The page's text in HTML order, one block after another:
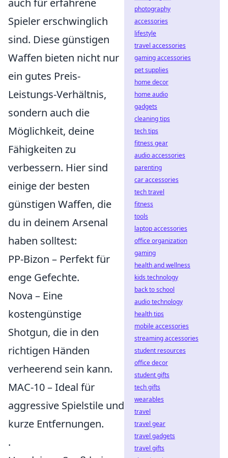
auch für erfahrene
Spieler erschwinglich
sind. Diese günstigen
Waffen bieten nicht nur
ein gutes Preis-
Leistungs-Verhältnis,
sondern auch die
Möglichkeit, deine
Fähigkeiten zu
verbessern. Hier sind
einige der besten
günstigen Waffen, die
du in deinem Arsenal
haben solltest:
PP-Bizon – Perfekt für
enge Gefechte.
Nova – Eine
kostengünstige
Shotgun, die in den
richtigen Händen
verheerend sein kann.
MAC-10 – Ideal für
aggressive Spielstile und
kurze Entfernungen.
.
photography
accessories
lifestyle
travel accessories
gaming accessories
pet supplies
home decor
home audio
gadgets
cleaning tips
tech tips
fitness gear
audio accessories
parenting
car accessories
tech travel
fitness
tools
laptop accessories
office organization
gaming
health and wellness
kids technology
back to school
audio technology
health tips
mobile accessories
streaming accessories
student resources
office decor
student gifts
tech gifts
wearables
travel
travel gear
travel gadgets
travel gifts